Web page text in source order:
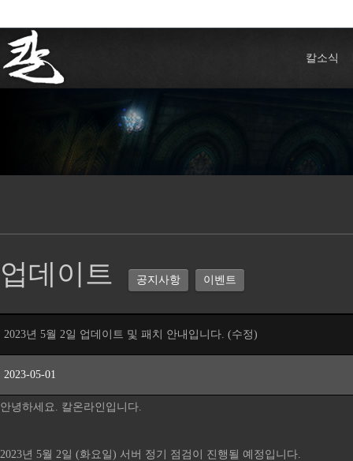
칼소식
업데이트 공지사항 이벤트
2023년 5월 2일 업데이트 및 패치 안내입니다. (수정)
2023-05-01
안녕하세요. 칼온라인입니다.
2023년 5월 2일 (화요일) 서버 정기 점검이 진행될 예정입니다.